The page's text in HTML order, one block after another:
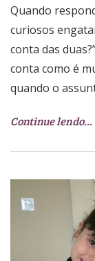
Quando
curiosos
conta das
conta como é
quando o
Continue lendo…